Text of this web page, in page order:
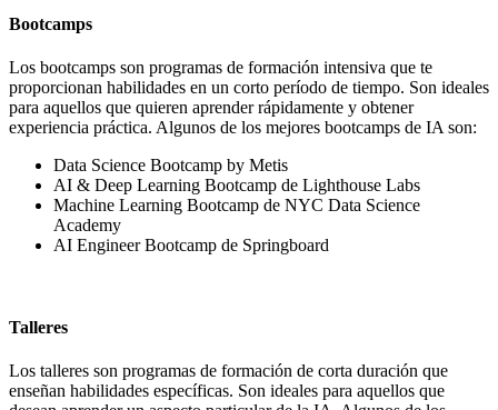
Bootcamps
Los bootcamps son programas de formación intensiva que te
proporcionan habilidades en un corto período de tiempo. Son ideales
para aquellos que quieren aprender rápidamente y obtener
experiencia práctica. Algunos de los mejores bootcamps de IA son:
Data Science Bootcamp by Metis
AI & Deep Learning Bootcamp de Lighthouse Labs
Machine Learning Bootcamp de NYC Data Science
Academy
AI Engineer Bootcamp de Springboard
Talleres
Los talleres son programas de formación de corta duración que
enseñan habilidades específicas. Son ideales para aquellos que